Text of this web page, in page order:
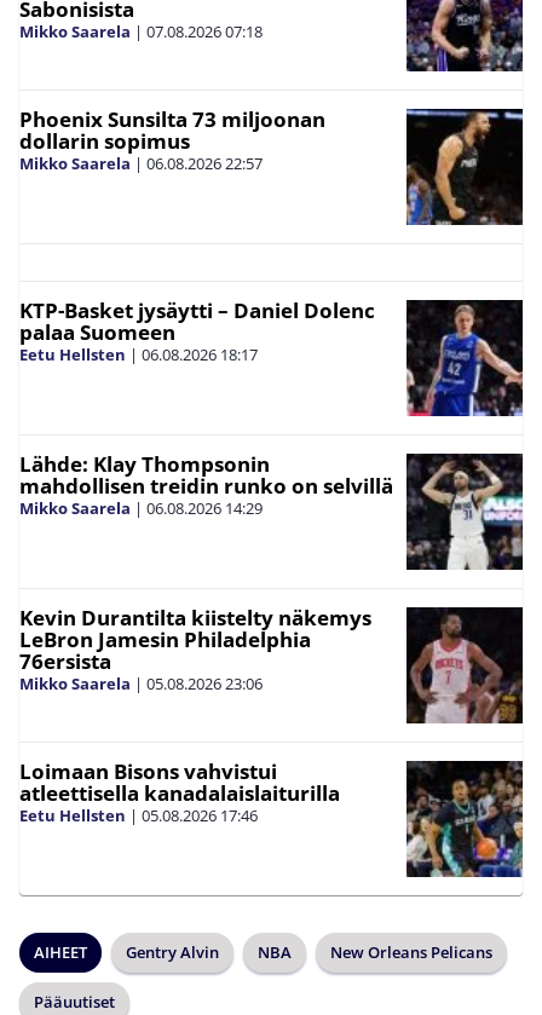
Sabonisista
Mikko Saarela | 07.08.202607:18
Phoenix Sunsilta 73 miljoonan
dollarin sopimus
Mikko Saarela | 06.08.202622:57
KTP-Basket jysäytti – Daniel Dolenc
palaa Suomeen
Eetu Hellsten | 06.08.2026 18:17
Lähde: Klay Thompsonin
mahdollisen treidin runko on selvillä
Mikko Saarela | 06.08.2026 14:29
Kevin Durantilta kiistelty näkemys
LeBron Jamesin Philadelphia
76ersista
Mikko Saarela | 05.08.202623:06
Loimaan Bisons vahvistui
atleettisella kanadalaislaiturilla
Eetu Hellsten | 05.08.2026 17:46
AIHEET Gentry Alvin NBA New Orleans Pelicans
Pääuutiset